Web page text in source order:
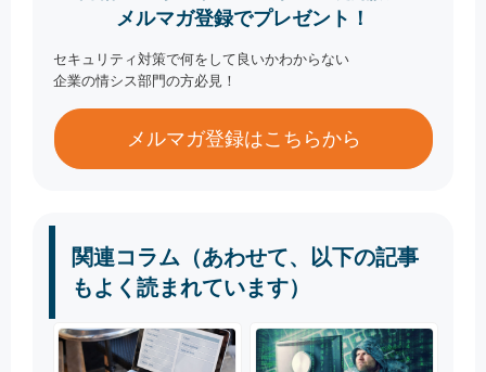
メルマガ登録でプレゼント！
セキュリティ対策で何をして良いかわからない
企業の情シス部門の方必見！
メルマガ登録はこちらから
関連コラム（あわせて、以下の記事
もよく読まれています）